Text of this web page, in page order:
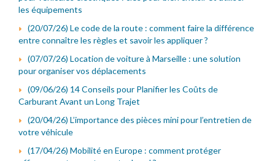
les équipements
(20/07/26) Le code de la route : comment faire la différence
entre connaître les règles et savoir les appliquer ?
(07/07/26) Location de voiture à Marseille : une solution
pour organiser vos déplacements
(09/06/26) 14 Conseils pour Planifier les Coûts de
Carburant Avant un Long Trajet
(20/04/26) L’importance des pièces mini pour l’entretien de
votre véhicule
(17/04/26) Mobilité en Europe : comment protéger